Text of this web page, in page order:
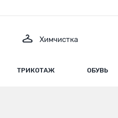
ТРИКОТАЖ ОБУВЬ
Химчистка